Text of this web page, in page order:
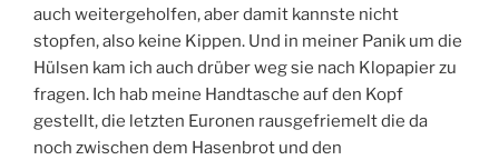
auch weitergeholfen, aber damit kannste nicht
stopfen, also keine Kippen. Und in meiner Panik um die
Hülsen kam ich auch drüber weg sie nach Klopapier zu
fragen. Ich hab meine Handtasche auf den Kopf
gestellt, die letzten Euronen rausgefriemelt die da
noch zwischen dem Hasenbrot und den